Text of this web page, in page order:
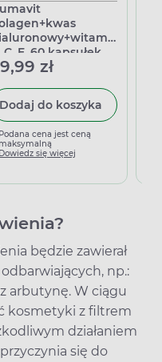
C, E, 60 kapsułek
zł
Dodaj do koszyka
Podana cena jest ceną
maksymalną
Dowiedz się więcej
będzie zawierał
np.:
arbutynę. W ciągu
kosmetyki z filtrem
działaniem
się do